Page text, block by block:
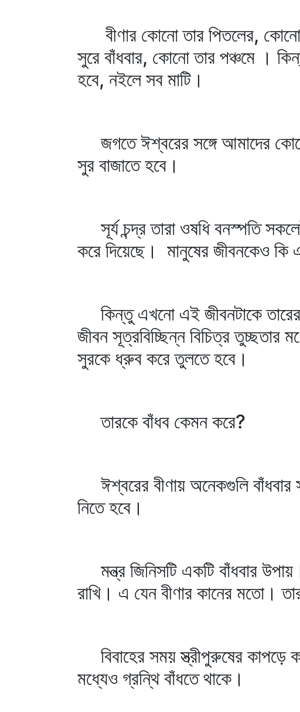
বীণার কোনো তার পিতলের,
সুরে বাঁধবার, কোনো তার পঞ্চমে ।
হবে, নইলে সব মাটি।
জগতে ঈশ্বরের সঙ্গে আমাদের
সুর বাজাতে হবে।
সূর্য চন্দ্র তারা ওষধি বনস্পতি
করে দিয়েছে। মানুষের জীবনকেও কি
কিন্তু এখনো এই জীবনটাকে
জীবন সূত্রবিচ্ছিন্ন বিচিত্র
সুরকে ধ্রুব করে তুলতে হবে।
তারকে বাঁধব কেমন করে?
ঈশ্বরের বীণায় অনেকগুলি
নিতে হবে।
মন্ত্র জিনিসটি একটি বাঁধবার
রাখি। এ যেন বীণার কানের মতো।
বিবাহের সময় স্ত্রীপুরুষের কাপড়ে
মধ্যেও গ্রন্থি বাঁধতে থাকে।